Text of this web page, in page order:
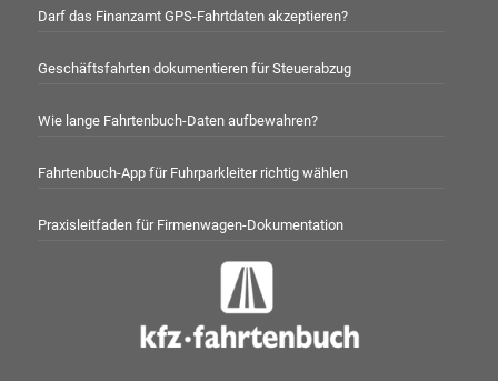
Darf das Finanzamt GPS-Fahrtdaten akzeptieren?
Geschäftsfahrten dokumentieren für Steuerabzug
Wie lange Fahrtenbuch-Daten aufbewahren?
Fahrtenbuch-App für Fuhrparkleiter richtig wählen
Praxisleitfaden für Firmenwagen-Dokumentation